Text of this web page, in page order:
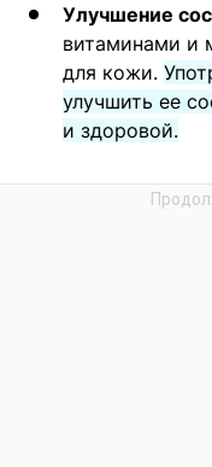
Улучшение
витаминами и
для кожи.
улучшить ее
и здоровой.